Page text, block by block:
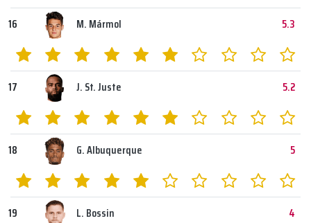
16 M. Mármol 5.3
17 J. St. Juste 5.2
18 G. Albuquerque 5
19 L. Bossin 4